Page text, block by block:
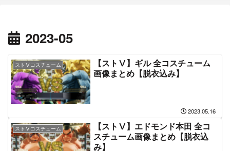
2023-05
ストⅤコスチューム
【ストⅤ】ギル 全コスチューム
画像まとめ【脱衣込み】
2023.05.16
ストⅤコスチューム
【ストⅤ】エドモンド本田 全コ
スチューム画像まとめ【脱衣込
み】